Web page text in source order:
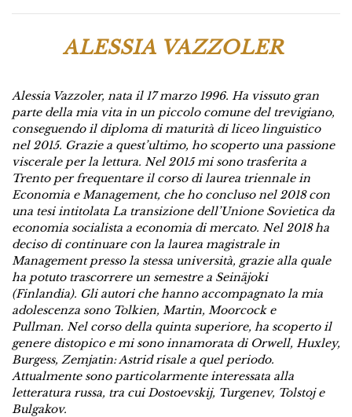
ALESSIA VAZZOLER
Alessia Vazzoler, nata il 17 marzo 1996. Ha vissuto gran
parte della mia vita in un piccolo comune del trevigiano,
conseguendo il diploma di maturità di liceo linguistico
nel 2015. Grazie a quest’ultimo, ho scoperto una passione
viscerale per la lettura. Nel 2015 mi sono trasferita a
Trento per frequentare il corso di laurea triennale in
Economia e Management, che ho concluso nel 2018 con
una tesi intitolata La transizione dell’Unione Sovietica da
economia socialista a economia di mercato. Nel 2018 ha
deciso di continuare con la laurea magistrale in
Management presso la stessa università, grazie alla quale
ha potuto trascorrere un semestre a Seinäjoki
(Finlandia). Gli autori che hanno accompagnato la mia
adolescenza sono Tolkien, Martin, Moorcock e
Pullman. Nel corso della quinta superiore, ha scoperto il
genere distopico e mi sono innamorata di Orwell, Huxley,
Burgess, Zemjatin: Astrid risale a quel periodo.
Attualmente sono particolarmente interessata alla
letteratura russa, tra cui Dostoevskij, Turgenev, Tolstoj e
Bulgakov.